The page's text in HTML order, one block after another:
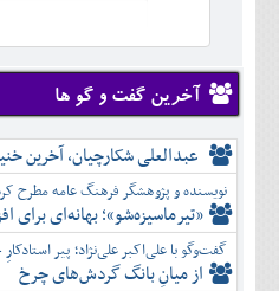
دی
بهمن
اسفند
آبان
آذر
دی
بهمن
اسفند
شهريور
مهر
آبان
آذر
دی
بهمن
اسفند
تير
مرداد
شهريور
مهر
آبان
آذر
دی
بهمن
اسفند
آخرین گفت و گو ها
عبدالعلی شکارچیان، آخرین
نویسنده و پژوهشگر فرهنگ عامه مطرح
«تیرماسیزه‌شو»؛ بهانه‌ای برای
گفت‌وگو با علی‌اکبر علی‌نژاد؛ پیر
از میانِ بانگ گردش‌های چرخ